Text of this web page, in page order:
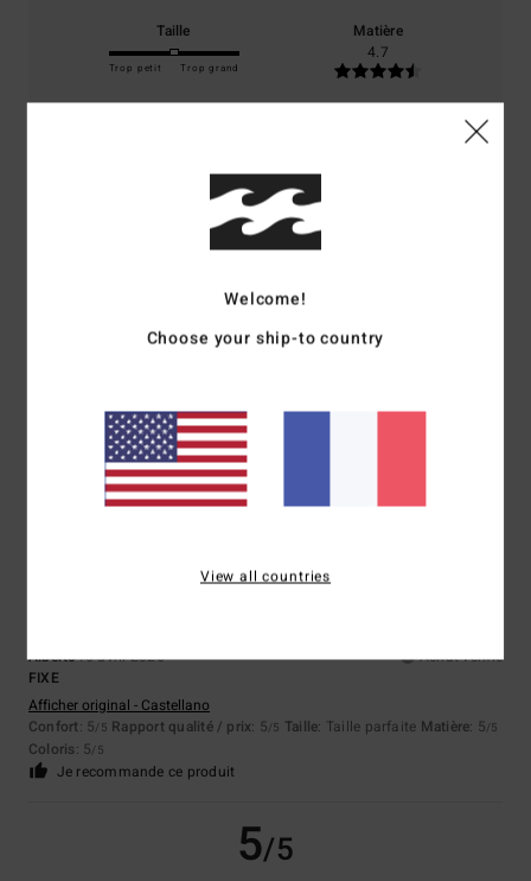
Taille
Trop petit Trop grand
Matière
4.7
5/5
Afficher original - Deutsch
Confort: 5/5 Rapport qualité / prix
Alberto16 avril 2026
Achat vérifié
FIXE
Afficher original - Castellano
Confort: 5/5 Rapport qualité / prix: 5/5 Taille: Taille parfaite Matière: 5/5
Coloris: 5/5
Je recommande ce produit
5/5
Welcome!
Choose your ship-to country
View all countries